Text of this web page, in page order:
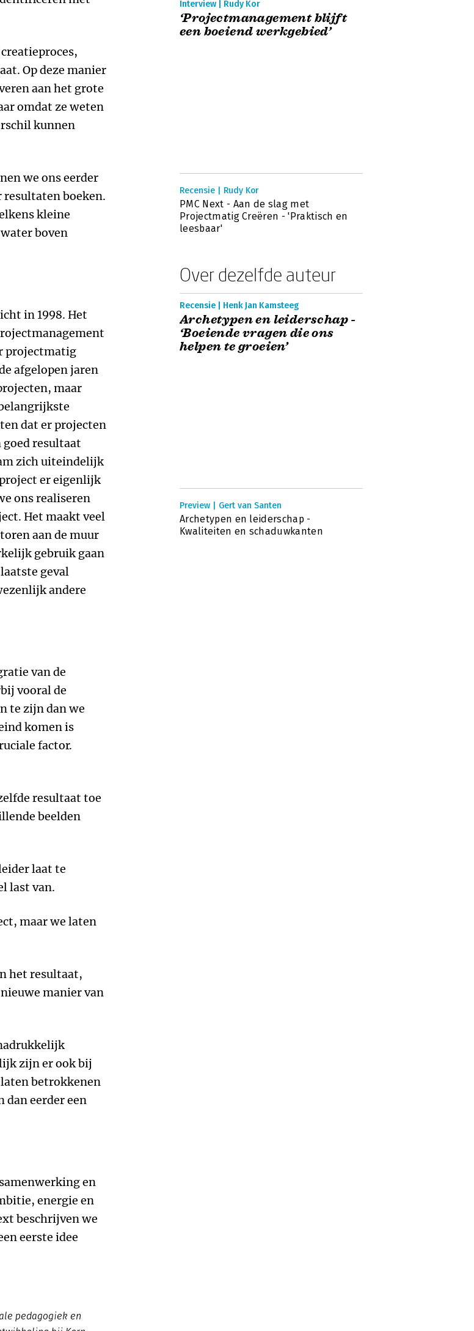
Op deze manier
aan het grote
omdat ze weten
kunnen
we ons eerder
resultaten boeken.
kleine
boven
in 1998. Het
projectmatig
afgelopen jaren
maar
dat er projecten
resultaat
zich uiteindelijk
er eigenlijk
ons realiseren
Het maakt veel
aan de muur
gebruik gaan
geval
andere
van de
vooral de
te zijn dan we
komen is
factor.
resultaat toe
beelden
laat te
last van.
maar we laten
het resultaat,
manier van
zijn er ook bij
betrokkenen
dan eerder een
en
energie en
beschrijven we
eerste idee
pedagogiek en
Interview | Rudy Kor
‘Projectmanagement blijft
een boeiend werkgebied’
Recensie | Rudy Kor
PMC Next - Aan de slag met
Projectmatig Creëren - 'Praktisch en
leesbaar'
Over dezelfde auteur
Recensie | Henk Jan Kamsteeg
Archetypen en leiderschap -
‘Boeiende vragen die ons
helpen te groeien’
Preview | Gert van Santen
Archetypen en leiderschap -
Kwaliteiten en schaduwkanten